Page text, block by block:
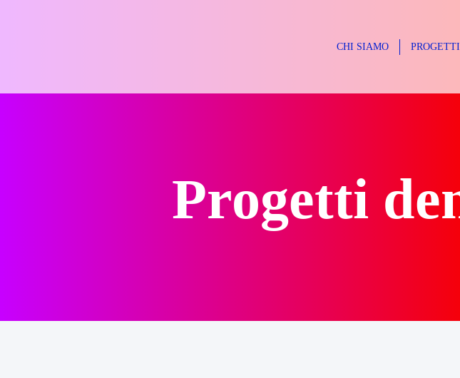
CHI SIAMO PROGETTI
Progetti